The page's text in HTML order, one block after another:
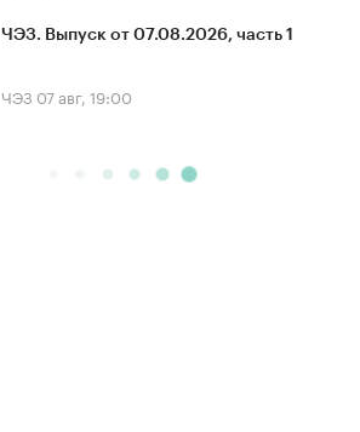
ЧЭЗ. Выпуск от 07.08.2026, часть 1
ЧЭЗ 07 авг, 19:00